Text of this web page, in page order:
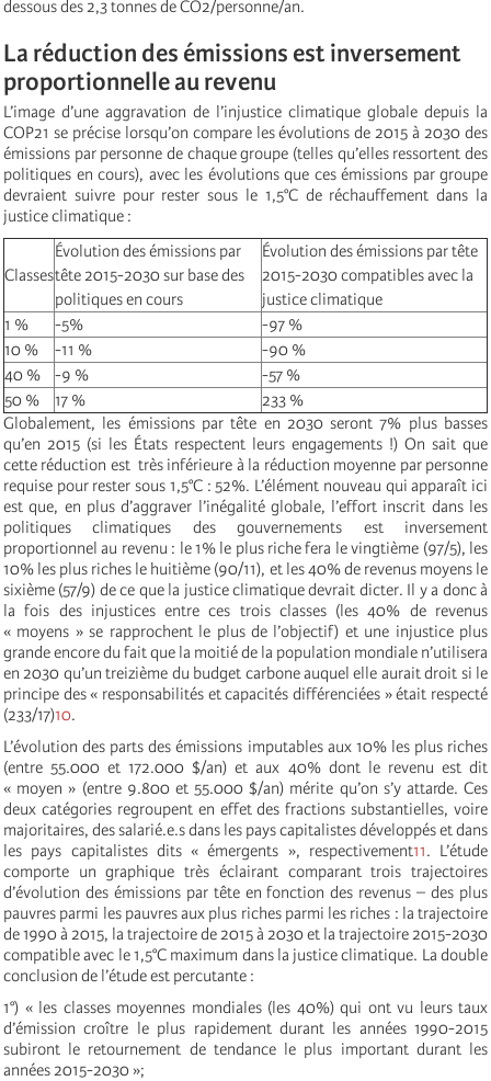
dessous des 2,3 tonnes de CO2/personne/an.
La réduction des émissions est inversement
proportionnelle au revenu
L’image d’une aggravation de l’injustice climatique globale depuis la
COP21 se précise lorsqu’on compare les évolutions de 2015 à 2030 des
émissions par personne de chaque groupe (telles qu’elles ressortent des
politiques en cours), avec les évolutions que ces émissions par groupe
devraient suivre pour rester sous le 1,5°C de réchauffement dans la
justice climatique :
Classes
Évolution des émissions par
tête 2015-2030 sur base des
politiques en cours
Évolution des émissions par tête
2015-2030 compatibles avec la
justice climatique
1 %
-5%
-97 %
10 %
-11 %
-90 %
40 %
-9 %
-57 %
50 %
17 %
233 %
Globalement, les émissions par tête en 2030 seront 7% plus basses
qu’en 2015 (si les États respectent leurs engagements !) On sait que
cette réduction est très inférieure à la réduction moyenne par personne
requise pour rester sous 1,5°C : 52%. L’élément nouveau qui apparaît ici
est que, en plus d’aggraver l’inégalité globale, l’effort inscrit dans les
politiques climatiques des gouvernements est inversement
proportionnel au revenu : le 1% le plus riche fera le vingtième (97/5), les
10% les plus riches le huitième (90/11), et les 40% de revenus moyens le
sixième (57/9) de ce que la justice climatique devrait dicter. Il y a donc à
la fois des injustices entre ces trois classes (les 40% de revenus
« moyens » se rapprochent le plus de l’objectif) et une injustice plus
grande encore du fait que la moitié de la population mondiale n’utilisera
en 2030 qu’un treizième du budget carbone auquel elle aurait droit si le
principe des « responsabilités et capacités différenciées » était respecté
(233/17)10.
L’évolution des parts des émissions imputables aux 10% les plus riches
(entre 55.000 et 172.000 $/an) et aux 40% dont le revenu est dit
« moyen » (entre 9.800 et 55.000 $/an) mérite qu’on s’y attarde. Ces
deux catégories regroupent en effet des fractions substantielles, voire
majoritaires, des salarié.e.s dans les pays capitalistes développés et dans
les pays capitalistes dits « émergents », respectivement11. L’étude
comporte un graphique très éclairant comparant trois trajectoires
d’évolution des émissions par tête en fonction des revenus – des plus
pauvres parmi les pauvres aux plus riches parmi les riches : la trajectoire
de 1990 à 2015, la trajectoire de 2015 à 2030 et la trajectoire 2015-2030
compatible avec le 1,5°C maximum dans la justice climatique. La double
conclusion de l’étude est percutante :
1°) « les classes moyennes mondiales (les 40%) qui ont vu leurs taux
d’émission croître le plus rapidement durant les années 1990-2015
subiront le retournement de tendance le plus important durant les
années 2015-2030 »;